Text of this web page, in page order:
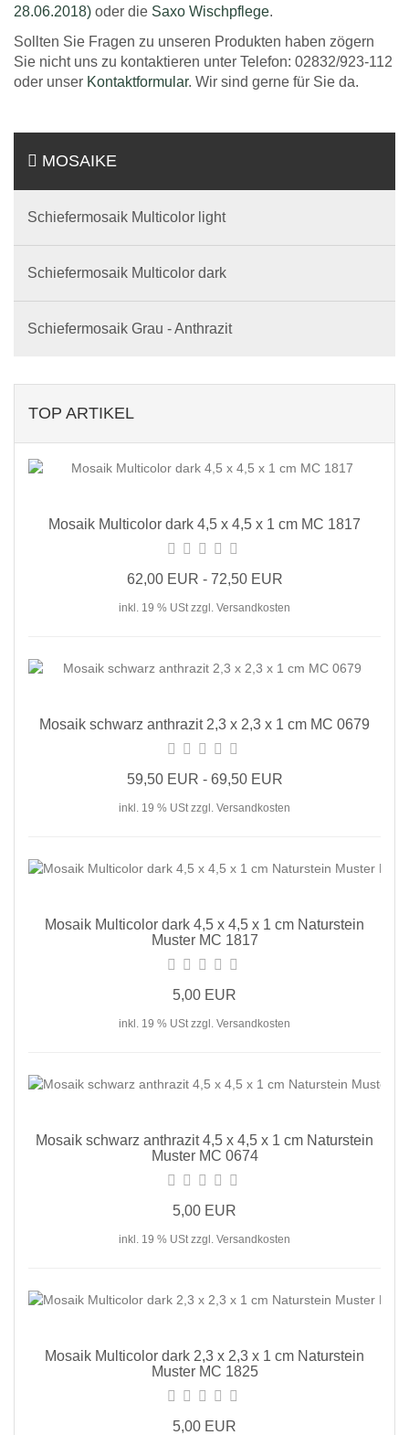
28.06.2018) oder die Saxo Wischpflege.
Sollten Sie Fragen zu unseren Produkten haben zögern
Sie nicht uns zu kontaktieren unter Telefon: 02832/923-112
oder unser Kontaktformular. Wir sind gerne für Sie da.
MOSAIKE
Schiefermosaik Multicolor light
Schiefermosaik Multicolor dark
Schiefermosaik Grau - Anthrazit
TOP ARTIKEL
Mosaik Multicolor dark 4,5 x 4,5 x 1 cm MC 1817
62,00 EUR - 72,50 EUR
inkl. 19 % USt zzgl. Versandkosten
Mosaik schwarz anthrazit 2,3 x 2,3 x 1 cm MC 0679
59,50 EUR - 69,50 EUR
inkl. 19 % USt zzgl. Versandkosten
Mosaik Multicolor dark 4,5 x 4,5 x 1 cm Naturstein
Muster MC 1817
5,00 EUR
inkl. 19 % USt zzgl. Versandkosten
Mosaik schwarz anthrazit 4,5 x 4,5 x 1 cm Naturstein
Muster MC 0674
5,00 EUR
inkl. 19 % USt zzgl. Versandkosten
Mosaik Multicolor dark 2,3 x 2,3 x 1 cm Naturstein
Muster MC 1825
5,00 EUR